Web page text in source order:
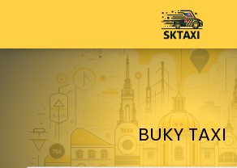
BUKY TAXI